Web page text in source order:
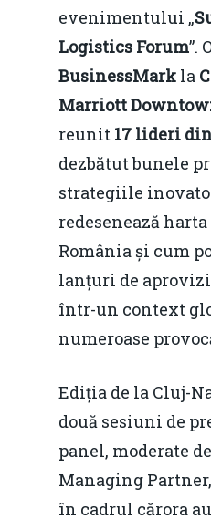
evenimentului „
Logistics Forum”.
BusinessMark la
Marriott
reunit 17 lideri
dezbătut bunele
strategiile
redesenează
România și cum
lanțuri de
într-un context
numeroase
Ediția de la Cluj-
două sesiuni de
panel, moderate de
Managing
în cadrul cărora